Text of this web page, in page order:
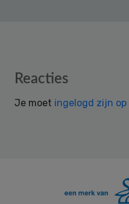
Reader
Reacties
Je moet ingelogd zijn op